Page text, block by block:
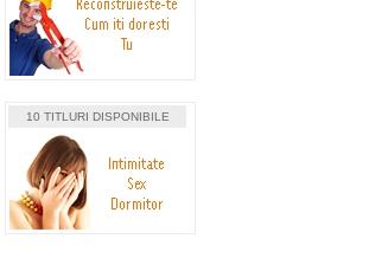
10 TITLURI DISPONIBILE